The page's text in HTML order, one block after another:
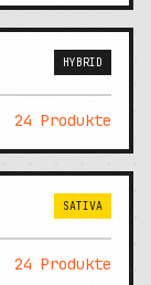
HYBRID
24 Produkte
SATIVA
24 Produkte